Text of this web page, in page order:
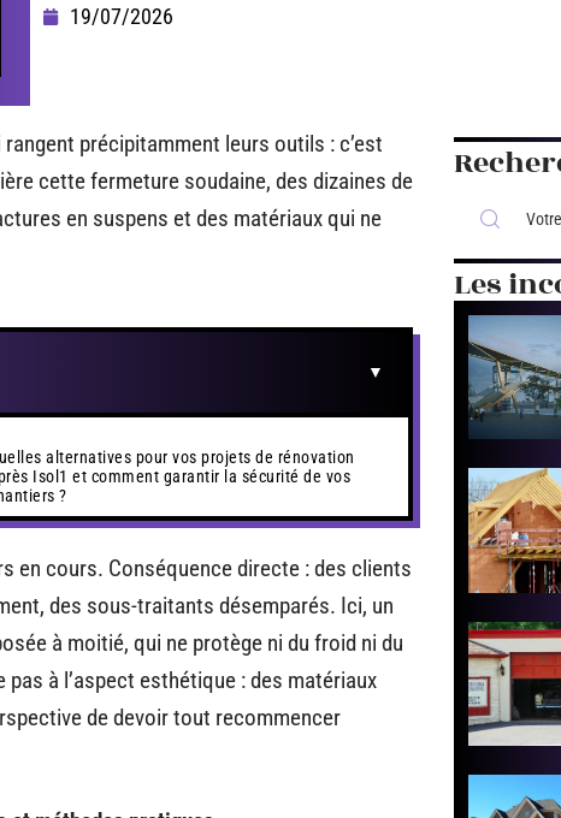
19/07/2026
précipitamment leurs outils : c’est
cette fermeture soudaine, des dizaines de
en suspens et des matériaux qui ne
alternatives pour vos projets de rénovation
Isol1 et comment garantir la sécurité de vos
?
en cours. Conséquence directe : des clients
des sous-traitants désemparés. Ici, un
à moitié, qui ne protège ni du froid ni du
à l’aspect esthétique : des matériaux
de devoir tout recommencer
Les